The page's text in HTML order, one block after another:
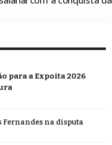
para a Expoita 2026
Fernandes na disputa